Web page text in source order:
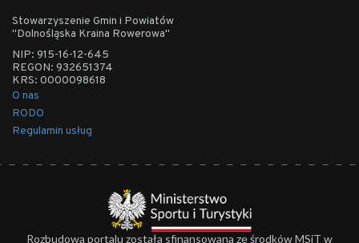
Stowarzyszenie Gmin i Powiatów
"Dolnośląska Kraina Rowerowa"
NIP: 915-16-12-645
REGON: 932651374
KRS: 0000098618
O nas
RODO
Regulamin usług
Rozbudowa portalu została sfinansowana ze środków MSiT w